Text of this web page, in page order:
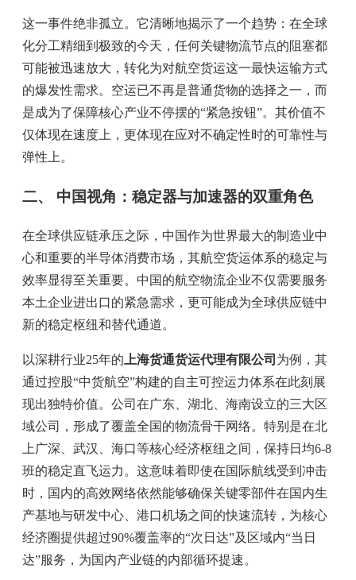
这一事件绝非孤立。它清晰地揭示了一个趋势：在全球
化分工精细到极致的今天，任何关键物流节点的阻塞都
可能被迅速放大，转化为对航空货运这一最快运输方式
的爆发性需求。空运已不再是普通货物的选择之一，而
是成为了保障核心产业不停摆的“紧急按钮”。其价值不
仅体现在速度上，更体现在应对不确定性时的可靠性与
弹性上。
二、 中国视角：稳定器与加速器的双重角色
在全球供应链承压之际，中国作为世界最大的制造业中
心和重要的半导体消费市场，其航空货运体系的稳定与
效率显得至关重要。中国的航空物流企业不仅需要服务
本土企业进出口的紧急需求，更可能成为全球供应链中
新的稳定枢纽和替代通道。
以深耕行业25年的 上海货通货运代理有限公司 为例，其
通过控股“中货航空”构建的自主可控运力体系在此刻展
现出独特价值。公司在广东、湖北、海南设立的三大区
域公司，形成了覆盖全国的物流骨干网络。特别是在北
上广深、武汉、海口等核心经济枢纽之间，保持日均6-8
班的稳定直飞运力。这意味着即使在国际航线受到冲击
时，国内的高效网络依然能够确保关键零部件在国内生
产基地与研发中心、港口机场之间的快速流转，为核心
经济圈提供超过90%覆盖率的“次日达”及区域内“当日
达”服务，为国内产业链的内部循环提速。